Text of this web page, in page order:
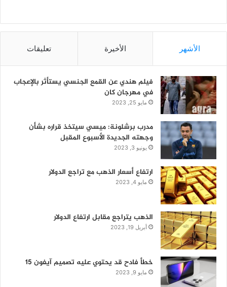
الأشهر الأخيرة تعليقات
فيلم هندي عن القمع الجنسي يستأثر بالإعجاب
في مهرجان كان
مايو 25, 2023
مدرب برشلونة: ميسي سيتخذ قراره بشأن
وجهته الجديدة الأسبوع المقبل
يونيو 3, 2023
ارتفاع أسعار الذهب مع تراجع الدولار
مايو 4, 2023
الذهب يتراجع مقابل ارتفاع الدولار
أبريل 19, 2023
خطأ فادح قد يحتوي عليه تصميم آيفون 15
مايو 9, 2023